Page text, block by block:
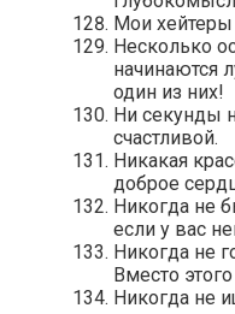
Мои
Несколько
начинаются
один из них!
Ни секунды
счастливой.
Никакая
доброе
Никогда не
если у вас
Никогда не
Вместо
Никогда не